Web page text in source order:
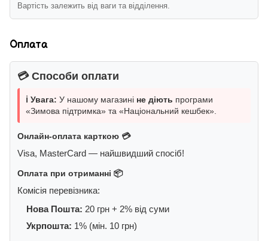
Вартість залежить від ваги та відділення.
Оплата
💳 Способи оплати
ℹ️ Увага: У нашому магазині не діють програми
«Зимова підтримка» та «Національний кешбек».
Онлайн-оплата карткою 💳
Visa, MasterCard — найшвидший спосіб!
Оплата при отриманні 📦
Комісія перевізника:
Нова Пошта: 20 грн + 2% від суми
Укрпошта: 1% (мін. 10 грн)